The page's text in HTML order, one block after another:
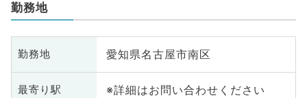
勤務地
勤務地 愛知県名古屋市南区
最寄り駅 ※詳細はお問い合わせください